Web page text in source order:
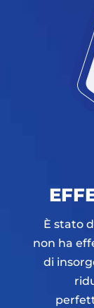
È stato
non ha
di